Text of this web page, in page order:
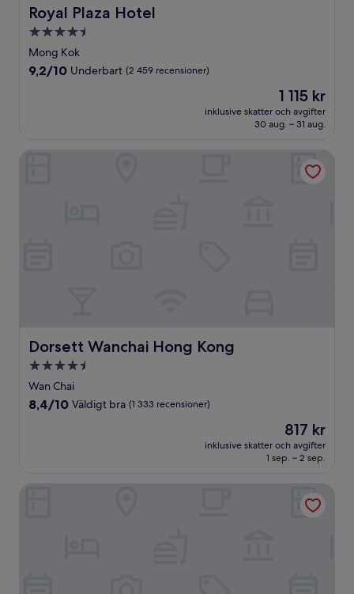
Royal Plaza Hotel
Royal Plaza Hotel
4.5-
stjärnigt
boende
Mong Kok
9.2
9,2/10 Underbart (2 459 recensioner)
Priset
är
1 115 kr
1 115 kr
inklusive skatter och avgifter
30 aug. – 31 aug.
Dorsett Wanchai Hong Kong
Dorsett Wanchai Hong Kong
4.5-
stjärnigt
boende
Wan Chai
8.4
8,4/10 Väldigt bra (1 333 recensioner)
Priset
är
817 kr
817 kr
inklusive skatter och avgifter
1 sep. – 2 sep.